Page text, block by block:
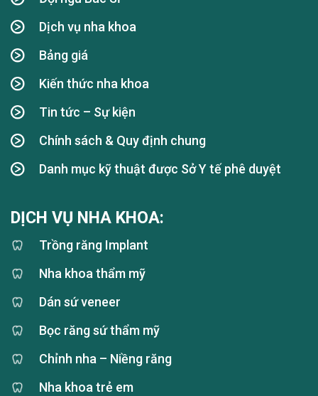
Dịch vụ nha khoa
Bảng giá
Kiến thức nha khoa
Tin tức – Sự kiện
Chính sách & Quy định chung
Danh mục kỹ thuật được Sở Y tế phê duyệt
DỊCH VỤ NHA KHOA:
Trồng răng Implant
Nha khoa thẩm mỹ
Dán sứ veneer
Bọc răng sứ thẩm mỹ
Chỉnh nha – Niềng răng
Nha khoa trẻ em